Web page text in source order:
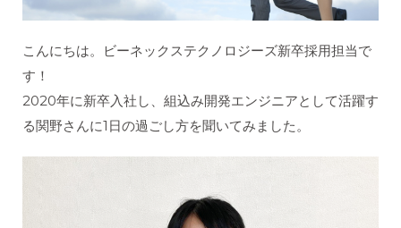
こんにちは。ビーネックステクノロジーズ新卒採用担当で
す！
2020年に新卒入社し、組込み開発エンジニアとして活躍す
る関野さんに1日の過ごし方を聞いてみました。